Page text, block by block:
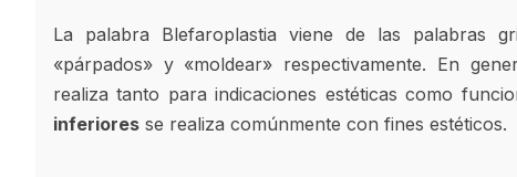
La palabra Blefaroplastia viene de las palabras
«párpados» y «moldear» respectivamente. En
realiza tanto para indicaciones estéticas como
inferiores se realiza comúnmente con fines estéticos.